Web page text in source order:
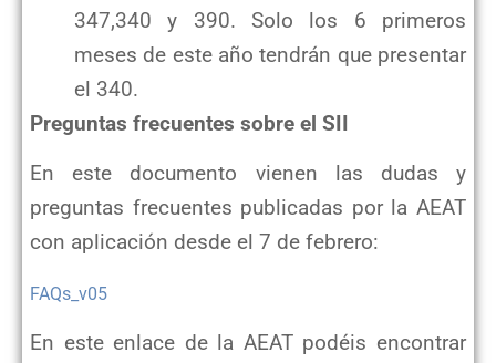
347,340 y 390. Solo los 6 primeros
meses de este año tendrán que presentar
el 340.
Preguntas frecuentes sobre el SII
En este documento vienen las dudas y
preguntas frecuentes publicadas por la AEAT
con aplicación desde el 7 de febrero:
FAQs_v05
En este enlace de la AEAT podéis encontrar